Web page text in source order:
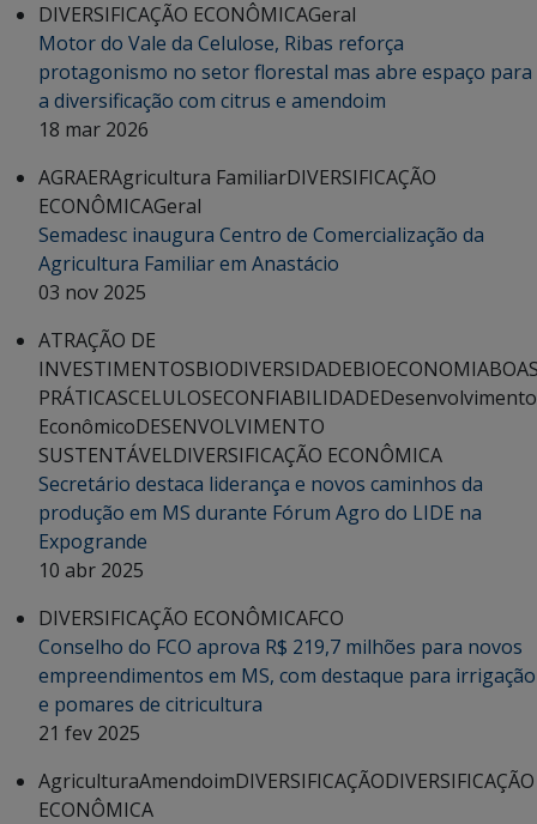
DIVERSIFICAÇÃO ECONÔMICAGeral
Motor do Vale da Celulose, Ribas reforça
protagonismo no setor florestal mas abre espaço para
a diversificação com citrus e amendoim
18 mar 2026
AGRAERAgricultura FamiliarDIVERSIFICAÇÃO
ECONÔMICAGeral
Semadesc inaugura Centro de Comercialização da
Agricultura Familiar em Anastácio
03 nov 2025
ATRAÇÃO DE
INVESTIMENTOSBIODIVERSIDADEBIOECONOMIA
PRÁTICASCELULOSECONFIABILIDADEDesenvolvimento
EconômicoDESENVOLVIMENTO
SUSTENTÁVELDIVERSIFICAÇÃO ECONÔMICA
Secretário destaca liderança e novos caminhos da
produção em MS durante Fórum Agro do LIDE na
Expogrande
10 abr 2025
DIVERSIFICAÇÃO ECONÔMICAFCO
Conselho do FCO aprova R$ 219,7 milhões para novos
empreendimentos em MS, com destaque para irrigação
e pomares de citricultura
21 fev 2025
AgriculturaAmendoimDIVERSIFICAÇÃODIVERSIFICAÇÃO
ECONÔMICA